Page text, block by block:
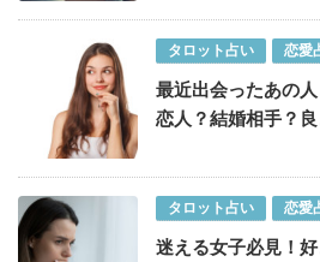
タロット占い 恋愛
最近出会ったあの
恋人？結婚相手？
タロット占い 恋愛
迷える女子必見！